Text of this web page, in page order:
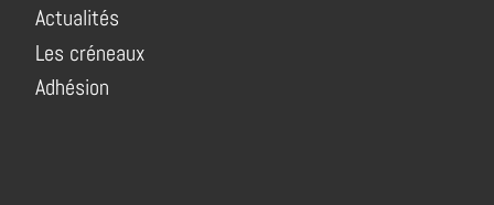
Actualités
Les créneaux
Adhésion